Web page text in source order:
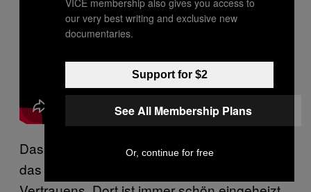
Das Schönste an der Vorweihnachtszeit ist
das Shoppen im Einkaufszentrum eures
our very best writing and exclusive new
documentaries.
Support for $2
See All Membership Plans
Or, continue for free